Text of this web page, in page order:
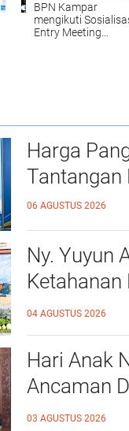
BPN Kampar
mengikuti
Entry Meeting
Harga
Tantangan
06 AGUSTUS 2026
Ny. Yuyun
Ketahanan
Kalidawir
04 AGUSTUS 2026
Hari Anak
Ancaman
Ahmad
03 AGUSTUS 2026